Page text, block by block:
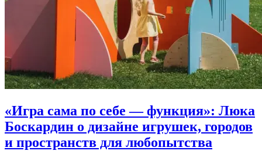
«Игра сама по себе — функция»: Люка
Боскардин о дизайне игрушек, городов
и пространств для любопытства